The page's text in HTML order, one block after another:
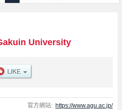
、專門學校的招生訊息。
等各別研究科的不同訊息，以及招
介紹、聯絡方式等對外國留學生是必要之
此網站。
University
官方網站: https://www.agu.ac.jp/